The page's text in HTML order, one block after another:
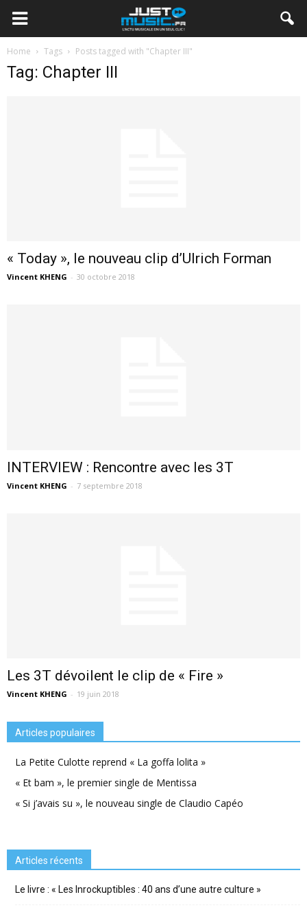
Home Tags Posts tagged with "Chapter III"
Tag: Chapter III
« Today », le nouveau clip d’Ulrich Forman
Vincent KHENG - 30 octobre 2018
INTERVIEW : Rencontre avec les 3T
Vincent KHENG - 7 septembre 2018
Les 3T dévoilent le clip de « Fire »
Vincent KHENG - 19 juin 2018
Articles populaires
La Petite Culotte reprend « La goffa lolita »
« Et bam », le premier single de Mentissa
« Si j’avais su », le nouveau single de Claudio Capéo
Articles récents
Le livre : « Les Inrockuptibles : 40 ans d’une autre culture »